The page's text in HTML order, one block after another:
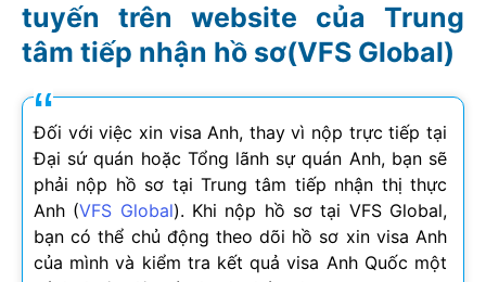
tuyến trên website của Trung
tâm tiếp nhận hồ sơ(VFS Global)
Đối với việc xin visa Anh, thay vì nộp trực tiếp tại
Đại sứ quán hoặc Tổng lãnh sự quán Anh, bạn sẽ
phải nộp hồ sơ tại Trung tâm tiếp nhận thị thực
Anh (VFS Global). Khi nộp hồ sơ tại VFS Global,
bạn có thể chủ động theo dõi hồ sơ xin visa Anh
của mình và kiểm tra kết quả visa Anh Quốc một